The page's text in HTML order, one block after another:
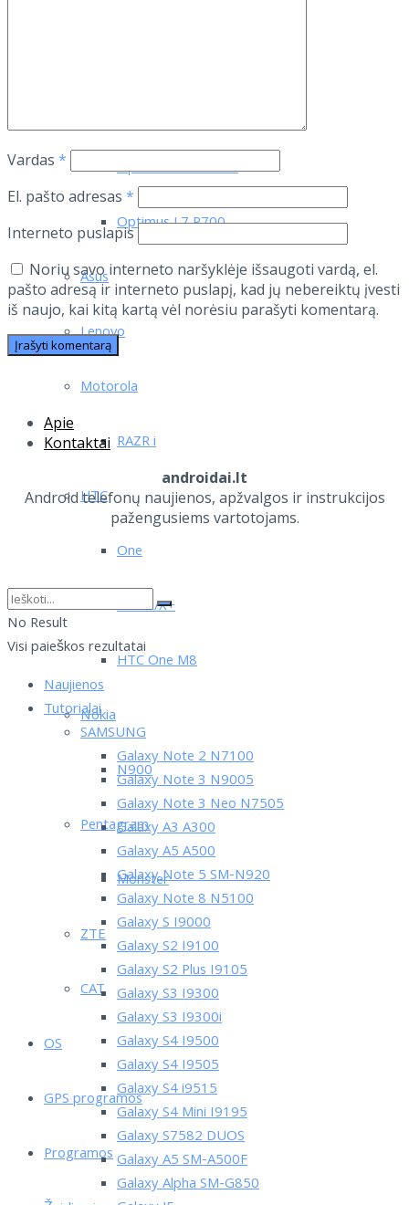
Optimus L7 II P710
Optimus L7 P700
Asus
Lenovo
Motorola
RAZR i
HTC
One
One X/X+
HTC One M8
Nokia
N900
Pentagram
Monster
ZTE
CAT
OS
GPS programos
Programos
Vardas *
El. pašto adresas *
Interneto puslapis
Noriu savo interneto naršyklėje išsaugoti vardą, el.
pašto adresą ir interneto puslapį, kad jų nebereiktų įvesti
iš naujo, kai kitą kartą vėl norėsiu parašyti komentarą.
Apie
Kontaktai
androidai.lt
Android telefonų naujienos, apžvalgos ir instrukcijos
pažengusiems vartotojams.
No Result
Visi paieškos rezultatai
Naujienos
Tutorialai
SAMSUNG
Galaxy Note 2 N7100
Galaxy Note 3 N9005
Galaxy Note 3 Neo N7505
Galaxy A3 A300
Galaxy A5 A500
Galaxy Note 5 SM-N920
Galaxy Note 8 N5100
Galaxy S I9000
Galaxy S2 I9100
Galaxy S2 Plus I9105
Galaxy S3 I9300
Galaxy S3 I9300i
Galaxy S4 I9500
Galaxy S4 I9505
Galaxy S4 i9515
Galaxy S4 Mini I9195
Galaxy S7582 DUOS
Galaxy A5 SM-A500F
Galaxy Alpha SM-G850